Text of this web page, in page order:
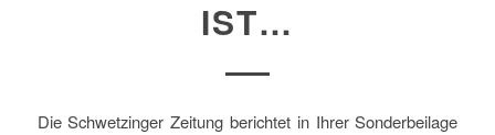
IST…
Die Schwetzinger Zeitung berichtet in Ihrer Sonderbeilage